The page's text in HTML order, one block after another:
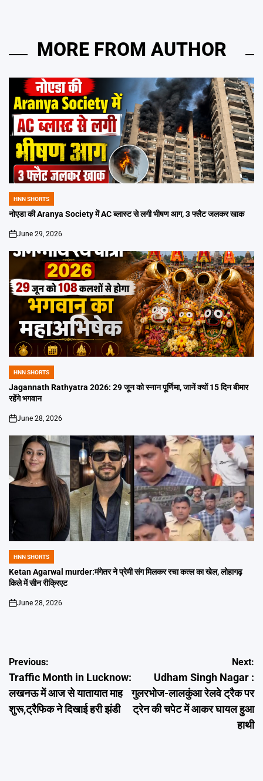
MORE FROM AUTHOR
POSTED
IN
HNN SHORTS
नोएडा की Aranya Society में AC ब्लास्ट से लगी भीषण आग, 3 फ्लैट जलकर खाक
on
June 29, 2026
POSTED
IN
HNN SHORTS
Jagannath Rathyatra 2026: 29 जून को स्नान पूर्णिमा, जानें क्यों 15 दिन बीमार
रहेंगे भगवान
on
June 28, 2026
POSTED
IN
HNN SHORTS
Ketan Agarwal murder:मंगेतर ने प्रेमी संग मिलकर रचा कत्ल का खेल, लोहागढ़
किले में सीन रीक्रिएट
on
June 28, 2026
Post
navigation
Previous:
Traffic Month in Lucknow:
लखनऊ में आज से यातायात माह
शुरू,ट्रैफिक ने दिखाई हरी झंडी
Next:
Udham Singh Nagar :
गुलरभोज-लालकुंआ रेलवे ट्रैक पर
ट्रेन की चपेट में आकर घायल हुआ
हाथी